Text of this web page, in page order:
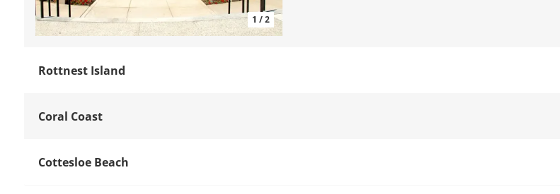
1 / 2
Rottnest Island
Coral Coast
Cottesloe Beach